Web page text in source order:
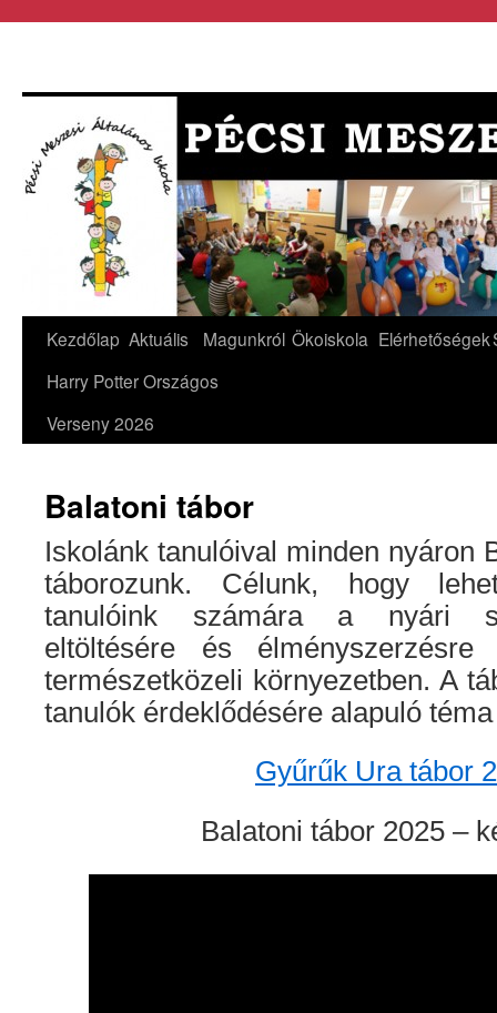
Kezdőlap Aktuális Magunkról Ökoiskola Elérhetőségek
Harry Potter Országos
Verseny 2026
Balatoni tábor
Iskolánk tanulóival minden nyáron
táborozunk. Célunk, hogy
tanulóink számára a nyári
eltöltésére és
természetközeli környezetben. A
tanulók érdeklődésére alapuló
Gyűrűk Ura tábor
Balatoni tábor 2025 –